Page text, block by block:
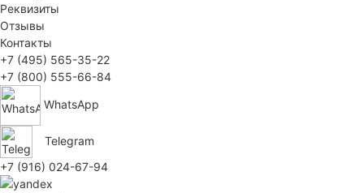
Реквизиты
Отзывы
Контакты
+7 (495) 565-35-22
+7 (800) 555-66-84
WhatsApp
Telegram
+7 (916) 024-67-94